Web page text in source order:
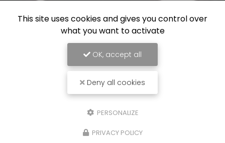
This site uses cookies and gives you control over
what you want to activate
OK, accept all
Deny all cookies
PERSONALIZE
PRIVACY POLICY